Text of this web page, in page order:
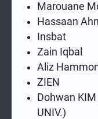
Marouane
Hassaan
Insbat
Zain Iqbal
Aliz
ZIEN
Dohwan
UNIV.)